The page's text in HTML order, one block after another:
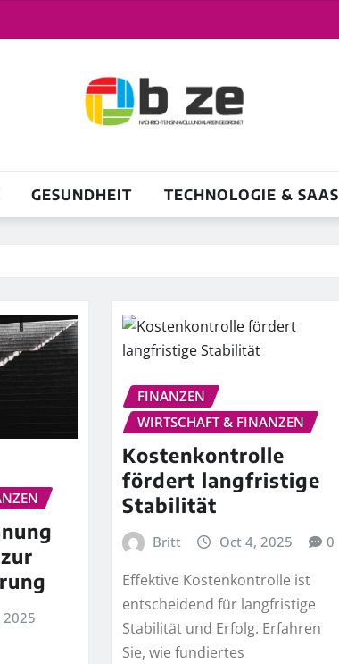
GESUNDHEIT TECHNOLOGIE & SAAS
2025
FINANZEN
WIRTSCHAFT & FINANZEN
Kostenkontrolle
fördert langfristige
Stabilität
Britt Oct 4, 2025 0
Effektive Kostenkontrolle ist
entscheidend für langfristige
Stabilität und Erfolg. Erfahren
Sie, wie fundiertes